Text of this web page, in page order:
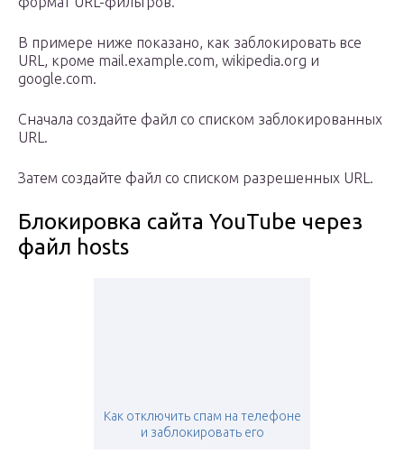
В примере ниже показано, как заблокировать все
URL, кроме mail.example.com, wikipedia.org и
google.com.
Сначала создайте файл со списком заблокированных
URL.
Затем создайте файл со списком разрешенных URL.
Блокировка сайта YouTube через
файл hosts
Как отключить спам на телефоне
и заблокировать его